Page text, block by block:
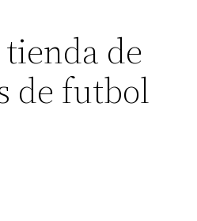
tienda de
de futbol